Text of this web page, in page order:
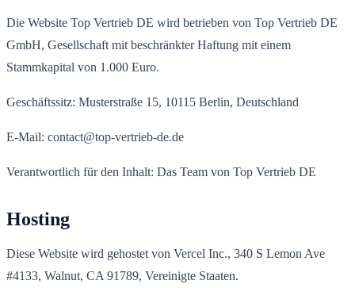
Die Website Top Vertrieb DE wird betrieben von Top Vertrieb DE
GmbH, Gesellschaft mit beschränkter Haftung mit einem
Stammkapital von 1.000 Euro.
Geschäftssitz: Musterstraße 15, 10115 Berlin, Deutschland
E-Mail: contact@top-vertrieb-de.de
Verantwortlich für den Inhalt: Das Team von Top Vertrieb DE
Hosting
Diese Website wird gehostet von Vercel Inc., 340 S Lemon Ave
#4133, Walnut, CA 91789, Vereinigte Staaten.